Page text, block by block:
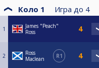
Коло 1 Игра до 4
1
James "Peach"
Ross
2
Ross
Maclean
R1